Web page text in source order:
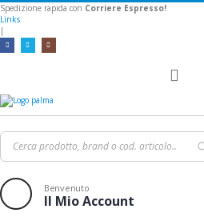
Spedizione rapida con Corriere Espresso!
Links
|
Benvenuto
Il Mio Account